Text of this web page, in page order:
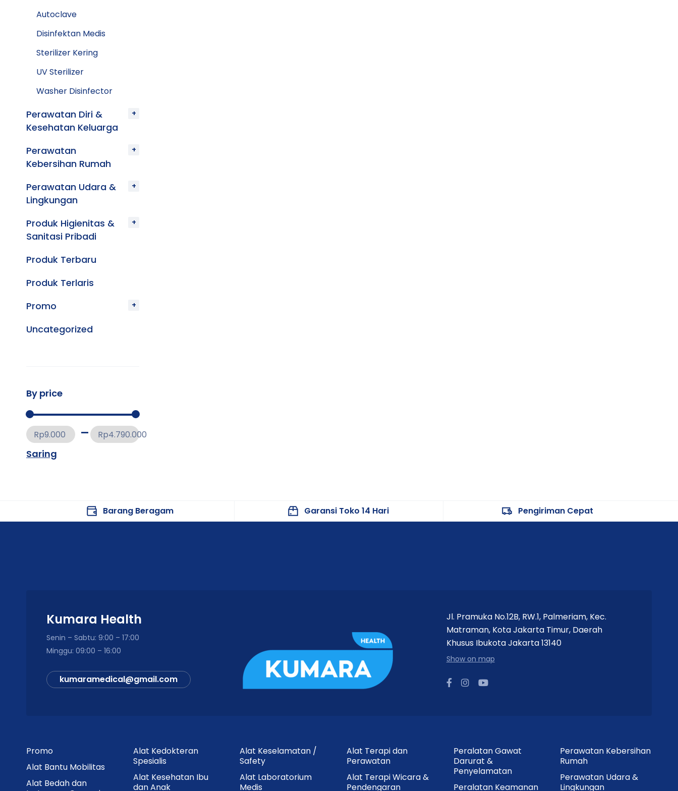
Autoclave
Disinfektan Medis
Sterilizer Kering
UV Sterilizer
Washer Disinfector
Perawatan Diri &
Kesehatan Keluarga
Perawatan
Kebersihan Rumah
Perawatan Udara &
Lingkungan
Produk Higienitas &
Sanitasi Pribadi
Produk Terbaru
Produk Terlaris
Promo
Uncategorized
By price
Saring
Rp9.000 Rp4.790.000
Barang Beragam Garansi Toko 14 Hari Pengiriman Cepat
Kumara Health
Senin – Sabtu: 9:00 – 17:00
Minggu: 09:00 – 16:00
kumaramedical@gmail.com
Jl. Pramuka No.12B, RW.1, Palmeriam, Kec.
Matraman, Kota Jakarta Timur, Daerah
Khusus Ibukota Jakarta 13140
Show on map
Promo
Alat Bantu Mobilitas
Alat Bedah dan
Alat Kedokteran
Spesialis
Alat Kesehatan Ibu
dan Anak
Alat Keselamatan /
Safety
Alat Laboratorium
Medis
Alat Terapi dan
Perawatan
Alat Terapi Wicara &
Pendengaran
Peralatan Gawat
Darurat &
Penyelamatan
Peralatan Keamanan
Perawatan Kebersihan
Rumah
Perawatan Udara &
Lingkungan